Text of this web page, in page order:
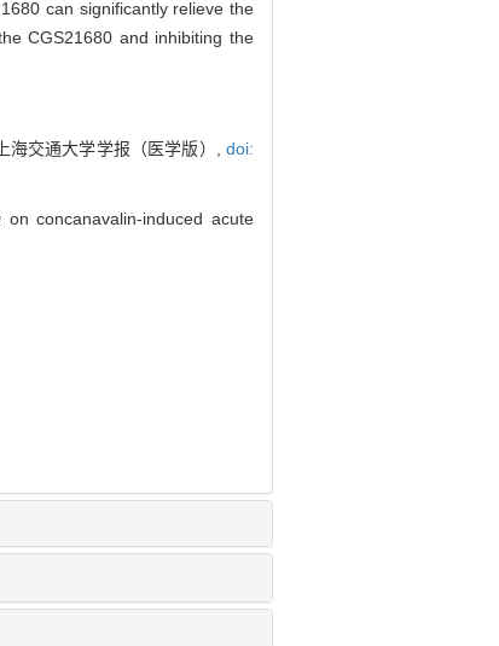
can significantly relieve the
CGS21680 and inhibiting the
海交通大学学报（医学版）, doi:
concanavalin-induced acute